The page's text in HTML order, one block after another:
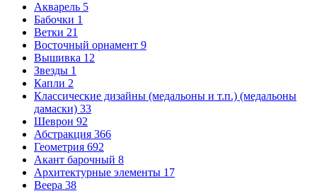
Акварель 5
Бабочки 1
Ветки 21
Восточный орнамент 9
Вышивка 12
Звезды 1
Капли 2
Классические дизайны (медальоны и т.п.) (медальоны
дамаски) 33
Шеврон 92
Абстракция 366
Геометрия 692
Акант барочный 8
Архитектурные элементы 17
Веера 38